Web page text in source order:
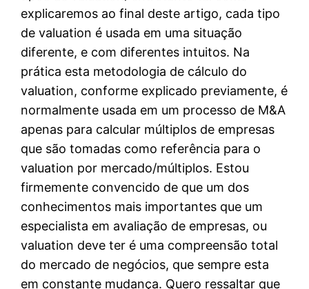
explicaremos ao final deste artigo, cada tipo
de valuation é usada em uma situação
diferente, e com diferentes intuitos. Na
prática esta metodologia de cálculo do
valuation, conforme explicado previamente, é
normalmente usada em um processo de M&A
apenas para calcular múltiplos de empresas
que são tomadas como referência para o
valuation por mercado/múltiplos. Estou
firmemente convencido de que um dos
conhecimentos mais importantes que um
especialista em avaliação de empresas, ou
valuation deve ter é uma compreensão total
do mercado de negócios, que sempre esta
em constante mudança. Quero ressaltar que